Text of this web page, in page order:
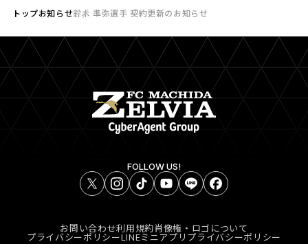
トップお知らせ鈴木 準弥選手 契約更新のお知らせ
FOLLOW US!
お問い合わせ利用規約肖像権・ロゴについて
プライバシーポリシーLINEミニアプリプライバシーポリシー